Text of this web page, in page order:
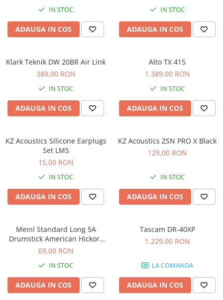
Cabluri de Alimentare
Case-uri de lumini
Comenzi si controllere
Efecte de lumini
Masini de fum si ceata
Mixere DMX
Moving Head-uri
Proiectoare
Scene şi Ring-uri de Dans
Stative si schela lumini
Instrumente Muzicale
Chitare si bass
Claviaturi
Instrumente de percutie
Instrumente de suflat
Instrumente si jucarii pentru copii
Instrumente traditionale
Tobe
DJ
IN STOC
ADAUGA IN COS
IN STOC
ADAUGA IN COS
Klark Teknik DW 20BR Air Link
389,00 RON
IN STOC
ADAUGA IN COS
Alto TX 415
1.389,00 RON
IN STOC
ADAUGA IN COS
KZ Acoustics Silicone Earplugs
Set LMS
15,00 RON
IN STOC
ADAUGA IN COS
KZ Acoustics ZSN PRO X Black
129,00 RON
IN STOC
ADAUGA IN COS
Meinl Standard Long 5A
Drumstick American Hickory
SB103
69,00 RON
IN STOC
ADAUGA IN COS
Tascam DR-40XP
1.229,00 RON
LA COMANDA
ADAUGA IN COS